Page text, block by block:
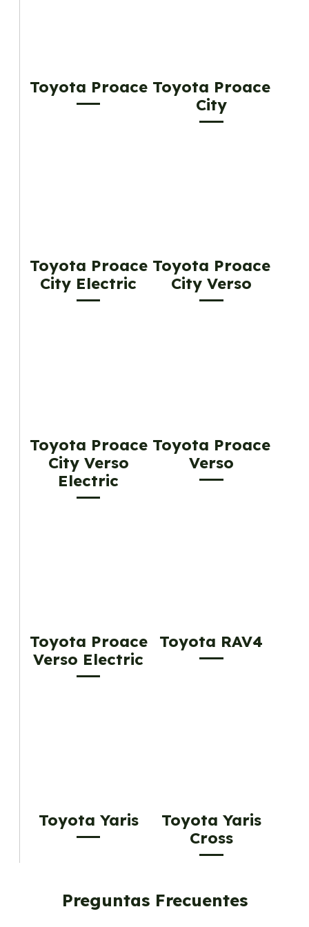
Toyota Proace Toyota Proace
City
Toyota Proace
City Electric
Toyota Proace
City Verso
Toyota Proace
City Verso
Electric
Toyota Proace
Verso
Toyota Proace
Verso Electric
Toyota RAV4
Toyota Yaris
Toyota Yaris
Cross
Preguntas Frecuentes